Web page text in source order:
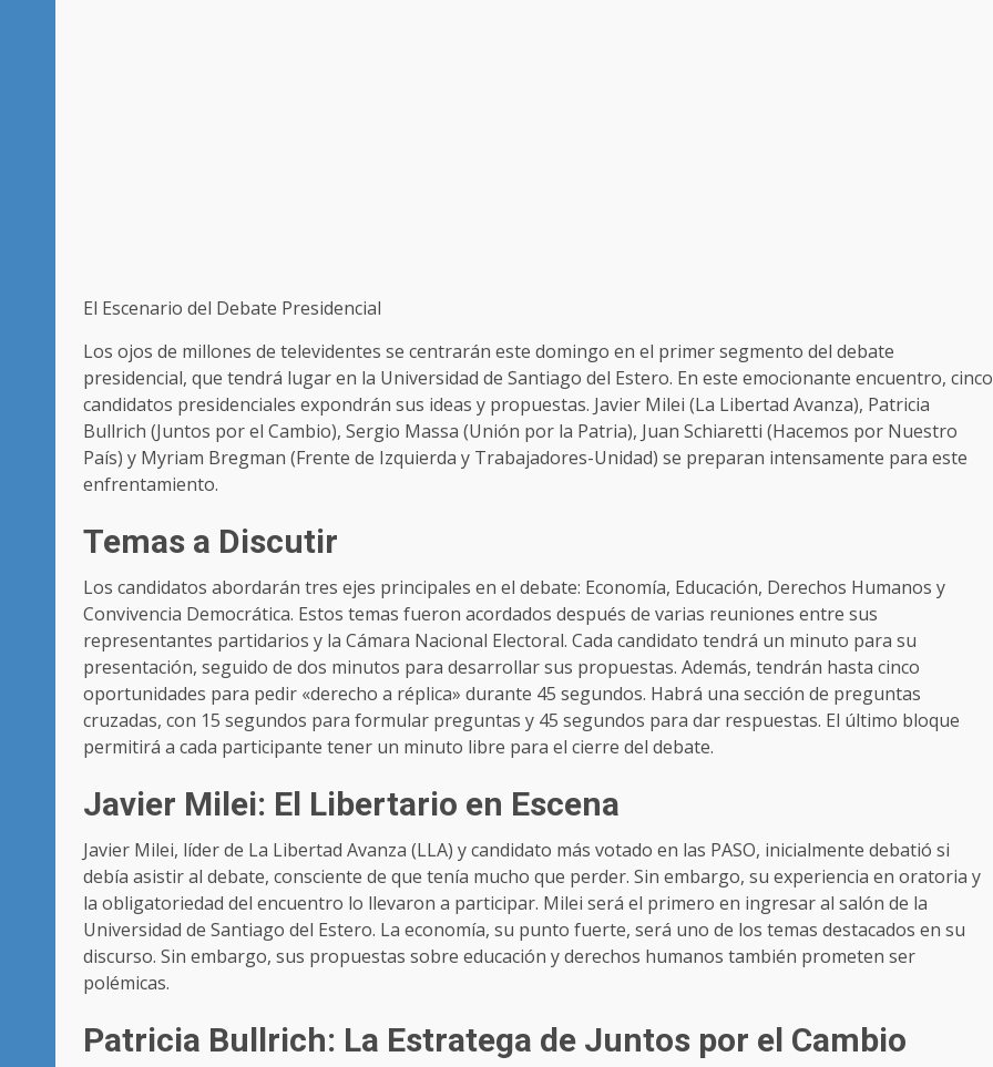
El Escenario del Debate Presidencial
Los ojos de millones de televidentes se centrarán este domingo en el primer segmento del debate
presidencial, que tendrá lugar en la Universidad de Santiago del Estero. En este emocionante encuentro, cinco
candidatos presidenciales expondrán sus ideas y propuestas. Javier Milei (La Libertad Avanza), Patricia
Bullrich (Juntos por el Cambio), Sergio Massa (Unión por la Patria), Juan Schiaretti (Hacemos por Nuestro
País) y Myriam Bregman (Frente de Izquierda y Trabajadores-Unidad) se preparan intensamente para este
enfrentamiento.
Temas a Discutir
Los candidatos abordarán tres ejes principales en el debate: Economía, Educación, Derechos Humanos y
Convivencia Democrática. Estos temas fueron acordados después de varias reuniones entre sus
representantes partidarios y la Cámara Nacional Electoral. Cada candidato tendrá un minuto para su
presentación, seguido de dos minutos para desarrollar sus propuestas. Además, tendrán hasta cinco
oportunidades para pedir «derecho a réplica» durante 45 segundos. Habrá una sección de preguntas
cruzadas, con 15 segundos para formular preguntas y 45 segundos para dar respuestas. El último bloque
permitirá a cada participante tener un minuto libre para el cierre del debate.
Javier Milei: El Libertario en Escena
Javier Milei, líder de La Libertad Avanza (LLA) y candidato más votado en las PASO, inicialmente debatió si
debía asistir al debate, consciente de que tenía mucho que perder. Sin embargo, su experiencia en oratoria y
la obligatoriedad del encuentro lo llevaron a participar. Milei será el primero en ingresar al salón de la
Universidad de Santiago del Estero. La economía, su punto fuerte, será uno de los temas destacados en su
discurso. Sin embargo, sus propuestas sobre educación y derechos humanos también prometen ser
polémicas.
Patricia Bullrich: La Estratega de Juntos por el Cambio